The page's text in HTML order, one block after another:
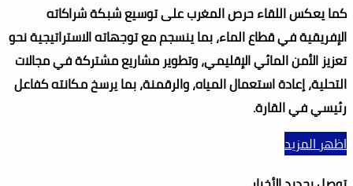
كما يعكس اللقاء حرص المغرب على توسيع شبكة شراكاته
الإفريقية في قطاع الماء، بما ينسجم مع توجهاته الاستراتيجية نحو
تعزيز الأمن المائي الإقليمي، وتطوير مشاريع مشتركة في مجالات
التحلية، إعادة استعمال المياه، والرقمنة، بما يرسخ مكانته كفاعل
رئيسي في القارة.
اظهر المزيد